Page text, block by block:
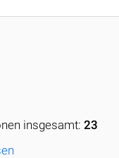
insgesamt: 23